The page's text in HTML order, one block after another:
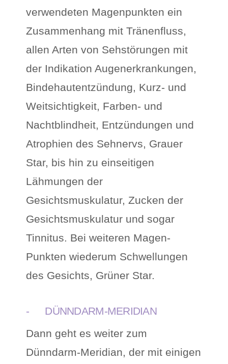
verwendeten Magenpunkten ein
Zusammenhang mit Tränenfluss,
allen Arten von Sehstörungen mit
der Indikation Augenerkrankungen,
Bindehautentzündung, Kurz- und
Weitsichtigkeit, Farben- und
Nachtblindheit, Entzündungen und
Atrophien des Sehnervs, Grauer
Star, bis hin zu einseitigen
Lähmungen der
Gesichtsmuskulatur, Zucken der
Gesichtsmuskulatur und sogar
Tinnitus. Bei weiteren Magen-
Punkten wiederum Schwellungen
des Gesichts, Grüner Star.
- DÜNNDARM-MERIDIAN
Dann geht es weiter zum
Dünndarm-Meridian, der mit einigen